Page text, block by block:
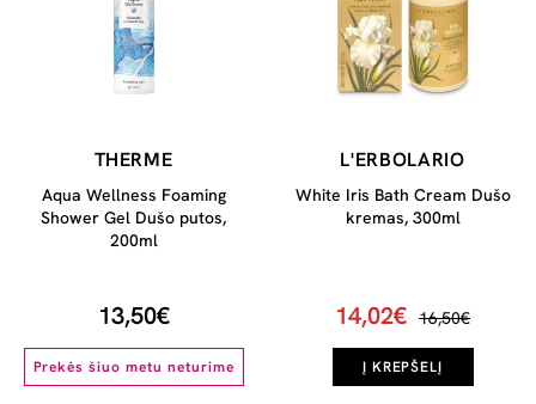
THERME
Aqua Wellness Foaming
Shower Gel Dušo putos,
200ml
13,50€
Prekės šiuo metu neturime
L'ERBOLARIO
White Iris Bath Cream Dušo
kremas, 300ml
14,02€ 16,50€
Į KREPŠELĮ